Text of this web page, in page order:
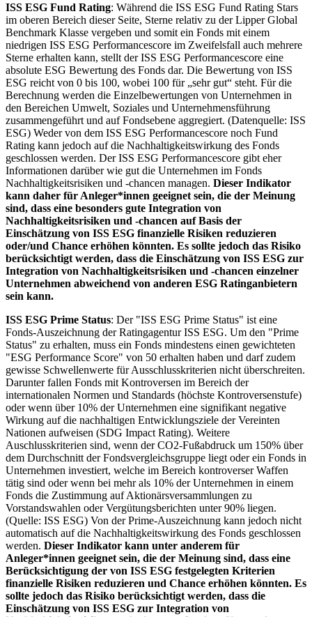
ISS ESG Fund Rating: Während die ISS ESG Fund Rating Stars
im oberen Bereich dieser Seite, Sterne relativ zu der Lipper Global
Benchmark Klasse vergeben und somit ein Fonds mit einem
niedrigen ISS ESG Performancescore im Zweifelsfall auch mehrere
Sterne erhalten kann, stellt der ISS ESG Performancescore eine
absolute ESG Bewertung des Fonds dar. Die Bewertung von ISS
ESG reicht von 0 bis 100, wobei 100 für „sehr gut“ steht. Für die
Berechnung werden die Einzelbewertungen von Unternehmen in
den Bereichen Umwelt, Soziales und Unternehmensführung
zusammengeführt und auf Fondsebene aggregiert. (Datenquelle: ISS
ESG) Weder von dem ISS ESG Performancescore noch Fund
Rating kann jedoch auf die Nachhaltigkeitswirkung des Fonds
geschlossen werden. Der ISS ESG Performancescore gibt eher
Informationen darüber wie gut die Unternehmen im Fonds
Nachhaltigkeitsrisiken und -chancen managen. Dieser Indikator
kann daher für Anleger*innen geeignet sein, die der Meinung
sind, dass eine besonders gute Integration von
Nachhaltigkeitsrisiken und -chancen auf Basis der
Einschätzung von ISS ESG finanzielle Risiken reduzieren
oder/und Chance erhöhen könnten. Es sollte jedoch das Risiko
berücksichtigt werden, dass die Einschätzung von ISS ESG zur
Integration von Nachhaltigkeitsrisiken und -chancen einzelner
Unternehmen abweichend von anderen ESG Ratinganbietern
sein kann.
ISS ESG Prime Status: Der "ISS ESG Prime Status" ist eine
Fonds-Auszeichnung der Ratingagentur ISS ESG. Um den "Prime
Status" zu erhalten, muss ein Fonds mindestens einen gewichteten
"ESG Performance Score" von 50 erhalten haben und darf zudem
gewisse Schwellenwerte für Ausschlusskriterien nicht überschreiten.
Darunter fallen Fonds mit Kontroversen im Bereich der
internationalen Normen und Standards (höchste Kontroversenstufe)
oder wenn über 10% der Unternehmen eine signifikant negative
Wirkung auf die nachhaltigen Entwicklungsziele der Vereinten
Nationen aufweisen (SDG Impact Rating). Weitere
Auschlusskriterien sind, wenn der CO2-Fußabdruck um 150% über
dem Durchschnitt der Fondsvergleichsgruppe liegt oder ein Fonds in
Unternehmen investiert, welche im Bereich kontroverser Waffen
tätig sind oder wenn bei mehr als 10% der Unternehmen in einem
Fonds die Zustimmung auf Aktionärsversammlungen zu
Vorstandswahlen oder Vergütungsberichten unter 90% liegen.
(Quelle: ISS ESG) Von der Prime-Auszeichnung kann jedoch nicht
automatisch auf die Nachhaltigkeitswirkung des Fonds geschlossen
werden. Dieser Indikator kann unter anderem für
Anleger*innen geeignet sein, die der Meinung sind, dass eine
Berücksichtigung der von ISS ESG festgelegten Kriterien
finanzielle Risiken reduzieren und Chance erhöhen könnten. Es
sollte jedoch das Risiko berücksichtigt werden, dass die
Einschätzung von ISS ESG zur Integration von